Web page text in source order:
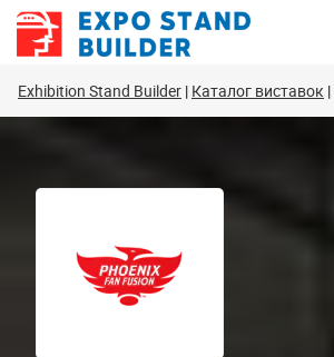
Перейти
Exhibition Stand Builder Каталог виставок